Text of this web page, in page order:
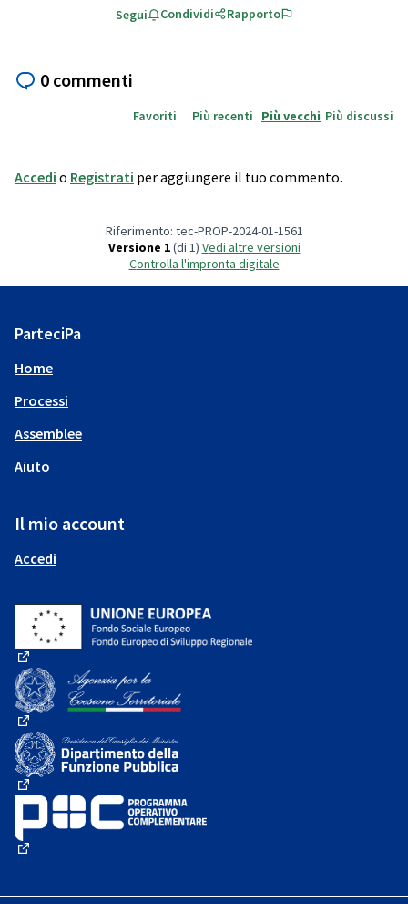
Segui Condividi Rapporto
0 commenti
Favoriti Più recenti Più vecchi Più discussi
Accedi o Registrati per aggiungere il tuo commento.
Riferimento: tec-PROP-2024-01-1561
Versione 1(di 1) vedi altre versioni
Controlla l'impronta digitale
ParteciPa
Home
Processi
Assemblee
Aiuto
Il mio account
Accedi
(Collegamento esterno)
(Collegamento esterno)
(Collegamento esterno)